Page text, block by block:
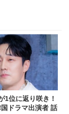
1位に返り咲き！
ドラマ出演者 話